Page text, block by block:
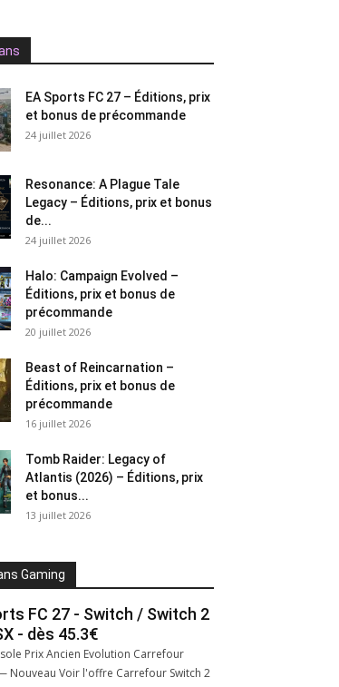
EA Sports FC 27 – Éditions, prix
et bonus de précommande
24 juillet 2026
Resonance: A Plague Tale
Legacy – Éditions, prix et bonus
de...
24 juillet 2026
Halo: Campaign Evolved –
Éditions, prix et bonus de
précommande
20 juillet 2026
Beast of Reincarnation –
Éditions, prix et bonus de
précommande
16 juillet 2026
Tomb Raider: Legacy of
Atlantis (2026) – Éditions, prix
et bonus...
13 juillet 2026
Gaming
FC 27 - Switch / Switch 2
- dès 45.3€
Prix Ancien Evolution Carrefour
Nouveau Voir l'offre Carrefour Switch 2